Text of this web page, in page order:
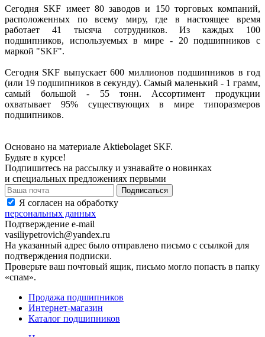
Сегодня SKF имеет 80 заводов и 150 торговых компаний,
расположенных по всему миру, где в настоящее время
работает 41 тысяча сотрудников. Из каждых 100
подшипников, используемых в мире - 20 подшипников с
маркой "SKF".
Сегодня SKF выпускает 600 миллионов подшипников в год
(или 19 подшипников в секунду). Самый маленький - 1 грамм,
самый большой - 55 тонн. Ассортимент продукции
охватывает 95% существующих в мире типоразмеров
подшипников.
Основано на материале Aktiebolaget SKF.
Будьте в курсе!
Подпишитесь на рассылку и узнавайте о новинках
и специальных предложениях первыми
Я согласен на обработку
персональных данных
Подтверждение e-mail
vasiliypetrovich@yandex.ru
На указанный адрес было отправлено письмо с ссылкой для
подтверждения подписки.
Проверьте ваш почтовый ящик, письмо могло попасть в папку
«спам».
Продажа подшипников
Интернет-магазин
Каталог подшипников